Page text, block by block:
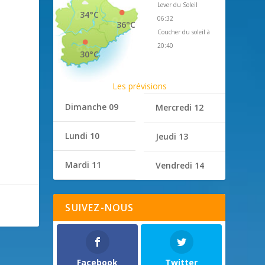
36°C
34°C
30°C
Lever du Soleil
06:32
Coucher du soleil à
20:40
Les prévisions
Dimanche 09
Lundi 10
Mardi 11
Mercredi 12
Jeudi 13
Vendredi 14
SUIVEZ-NOUS
Facebook Twitter